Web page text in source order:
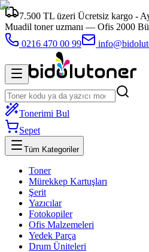
7.500 TL üzeri Ücretsiz kargo -
Muadil toner uzmanı — Ofis 2000
0216 470 00 99
Tonerimi Bul
Sepet
Tüm Kategoriler
Toner
Mürekkep Kartuşları
Şerit
Yazıcılar
Fotokopiler
Ofis Malzemeleri
Yedek Parça
Drum Üniteleri